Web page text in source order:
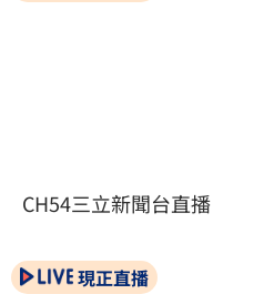
CH54三立新聞台直播
現正直播